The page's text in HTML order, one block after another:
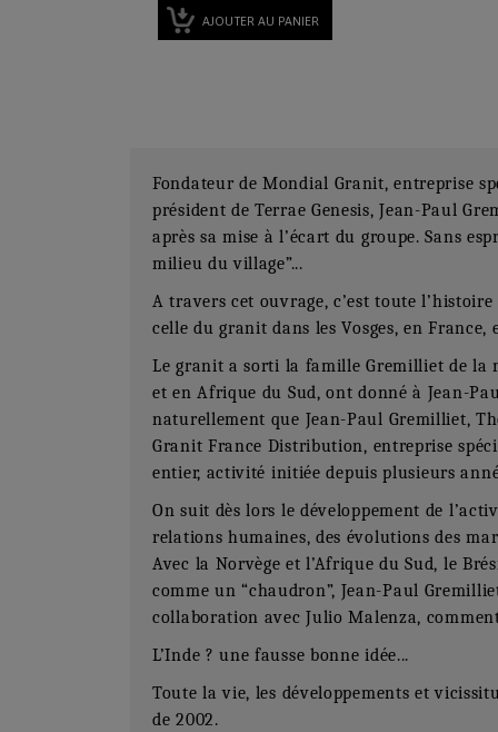
AJOUTER AU PANIER
Fondateur de Mondial Granit, entreprise
président de Terrae Genesis, Jean-Paul
après sa mise à l’écart du groupe. Sans
milieu du village”...
A travers cet ouvrage, c’est toute
celle du granit dans les Vosges, en France,
Le granit a sorti la famille Gremilliet de la
et en Afrique du Sud, ont donné à Jean-
naturellement que Jean-Paul Gremilliet,
Granit France Distribution, entreprise
entier, activité initiée depuis plusieurs
On suit dès lors le développement de
relations humaines, des évolutions des
Avec la Norvège et l’Afrique du Sud, le
comme un “chaudron”, Jean-Paul
collaboration avec Julio Malenza,
L’Inde ? une fausse bonne idée...
Toute la vie, les développements et
de 2002.